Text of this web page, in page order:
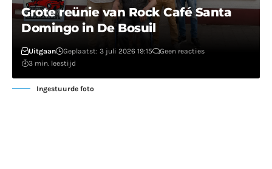
Grote reünie van Rock Café Santa
Domingo in De Bosuil
Uitgaan Geplaatst: 3 juli 2026 19:15
Geen reacties
3 min. leestijd
Ingestuurde foto